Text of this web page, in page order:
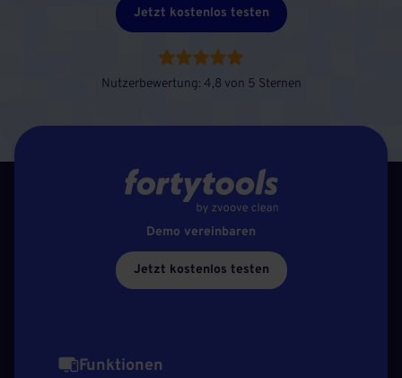
Jetzt kostenlos testen
Nutzerbewertung: 4,8 von 5 Sternen
Demo vereinbaren
Jetzt kostenlos testen
Funktionen